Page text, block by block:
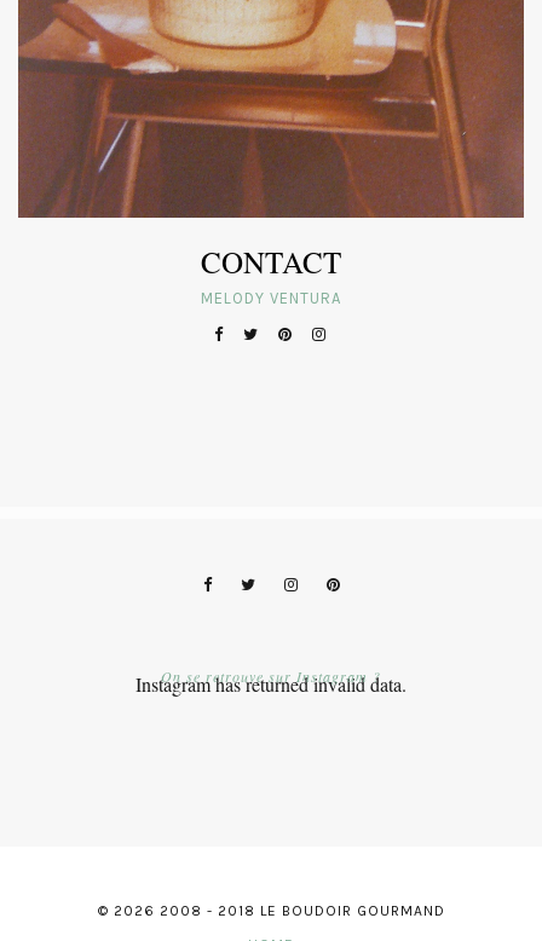
CONTACT
MELODY VENTURA
Instagram has returned invalid data.
On se retrouve sur Instagram ?
© 2026 2008 - 2018 LE BOUDOIR GOURMAND